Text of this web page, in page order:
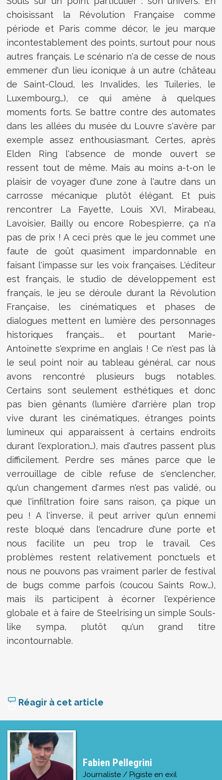
choisissant la Révolution Française comme
période et Paris comme décor, le jeu marque
incontestablement des points, surtout pour nous
autres français. Le scénario n'a de cesse de nous
emmener d'un lieu iconique à un autre (château
de Saint-Cloud, les Invalides, les Tuileries, le
Luxembourg…), ce qui amène à quelques
moments forts. Se battre contre des automates
dans les allées du musée du Louvre s'avère par
exemple assez enthousiasmant. Certes, après
Elden Ring l'absence de monde ouvert se
ressent tout de même. Mais au moins a-t-on le
plaisir de voyager d'une zone à l'autre dans un
carrosse mécanique plutôt élégant. Et puis
rencontrer La Fayette, Louis XVI, Mirabeau,
Lavoisier, Bailly ou encore Robespierre, ça n'a
pas de prix ! A ceci près que le jeu commet une
faute de goût quasiment impardonnable en
faisant l'impasse sur les voix françaises. L'éditeur
est français, le studio de développement est
français, le jeu se déroule durant la Révolution
Française, les cinématiques et phases de
dialogues mettent en lumière des personnages
historiques français... et pourtant Marie-
Antoinette s'exprime en anglais ! Ce n'est pas là
le seul point noir au tableau général, car nous
avons rencontré plusieurs bugs notables.
Certains sont seulement esthétiques et donc
pas bien gênants (lumière d'arrière plan trop
vive durant les cinématiques, étranges points
lumineux qui apparaissent à certains endroits
durant l'exploration…), mais d'autres passent plus
difficilement. Perdre ses mânes parce que le
verrouillage de cible refuse de s'enclencher,
qu'un changement d'armes n'est pas validé, ou
que l'infiltration foire sans raison, ça pique un
peu ! A l'inverse, il peut arriver qu'un ennemi
reste bloqué dans l'encadrure d'une porte et
nous facilite un peu trop le travail. Ces
problèmes restent relativement ponctuels et
nous ne pouvons pas vraiment parler de festival
de bugs comme parfois (coucou Saints Row…),
mais ils participent à écorner l'expérience
globale et à faire de Steelrising un simple Souls-
like sympa, plutôt qu'un grand titre
incontournable.
Réagir à cet article
Fabien Pellegrini
Journaliste / Pigiste en exil